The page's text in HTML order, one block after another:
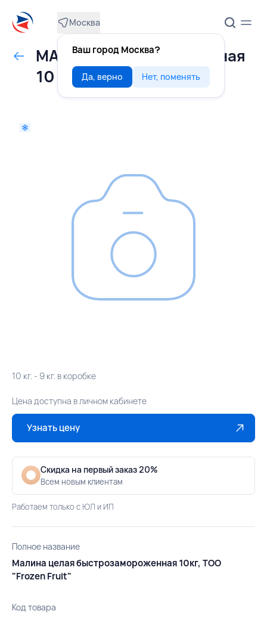
Москва
Ваш город Москва?
Да, верно Нет, поменять
МАЛИНА свежемороженая
10 кг, КАЗАХСТАН
10 кг. - 9 кг. в коробке
Цена доступна в личном кабинете
Узнать цену
Скидка на первый заказ 20%
Всем новым клиентам
Работаем только с ЮЛ и ИП
Полное название
Малина целая быстрозамороженная 10кг, ТОО
"Frozen Fruit"
Код товара